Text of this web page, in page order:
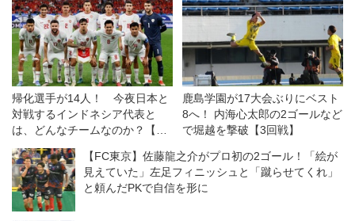
帰化選手が14人！ 今夜日本と
対戦するインドネシア代表と
は、どんなチームなのか？【ア
ジア最終予選】
鹿島学園が17大会ぶりにベスト
8へ！ 内海心太郎の2ゴールなど
で堀越を撃破【3回戦】
【FC東京】佐藤龍之介がプロ初の2ゴール！「絵が
見えていた」左足フィニッシュと「蹴らせてくれ」
と頼んだPKで自信を形に